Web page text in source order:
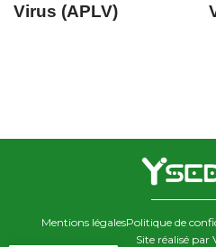
Virus (APLV)
Mentions légalesPolitique de
Site réalisé par